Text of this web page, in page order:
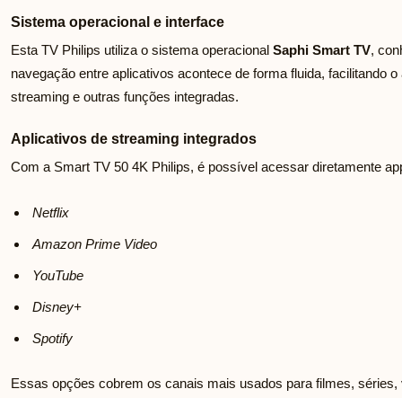
Sistema operacional e interface
Esta TV Philips utiliza o sistema operacional Saphi Smart TV,
navegação entre aplicativos acontece de forma fluida, facilitando
streaming e outras funções integradas.
Aplicativos de streaming integrados
Com a Smart TV 50 4K Philips, é possível acessar diretamente
Netflix
Amazon Prime Video
YouTube
Disney+
Spotify
Essas opções cobrem os canais mais usados para filmes,